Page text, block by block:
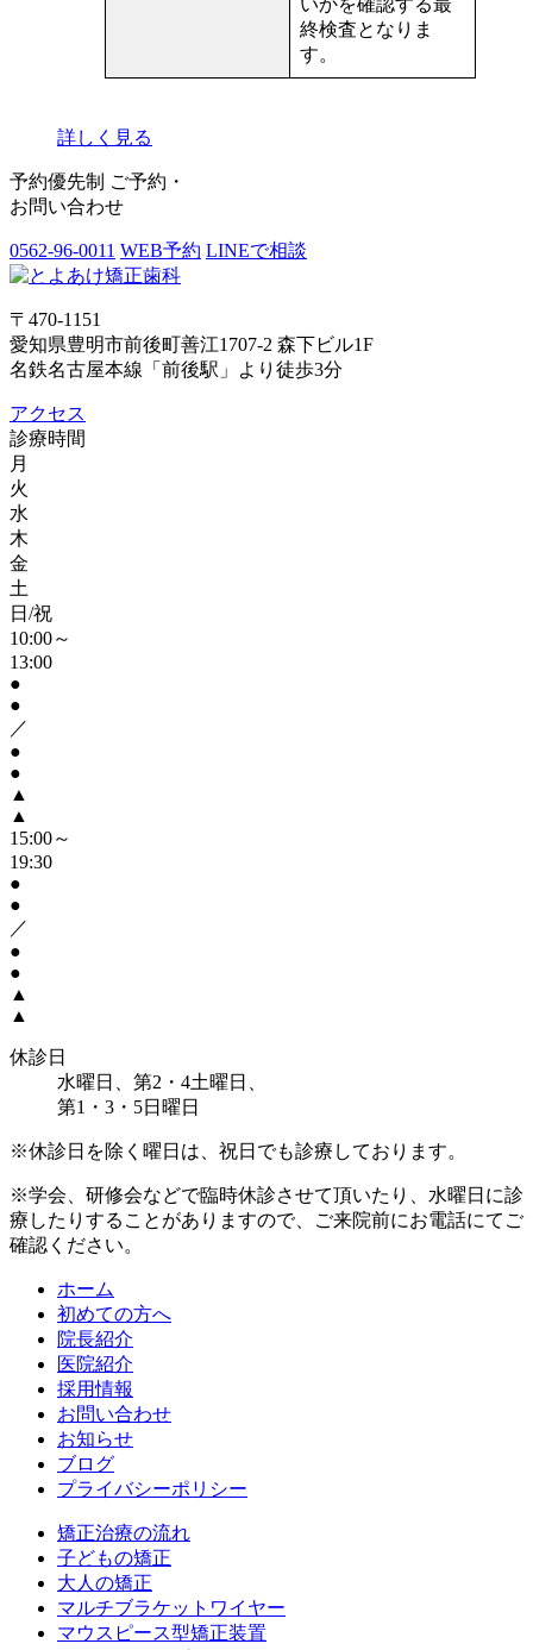
いかを確認する最
終検査となりま
す。
詳しく見る
予約優先制 ご予約・
お問い合わせ
0562-96-0011 WEB予約 LINEで相談
〒470-1151
愛知県豊明市前後町善江1707-2 森下ビル1F
名鉄名古屋本線「前後駅」より徒歩3分
アクセス
診療時間
月
火
水
木
金
土
日/祝
10:00～
13:00
●
●
／
●
●
▲
▲
15:00～
19:30
●
●
／
●
●
▲
▲
休診日
水曜日、第2・4土曜日、
第1・3・5日曜日
※休診日を除く曜日は、祝日でも診療しております。
※学会、研修会などで臨時休診させて頂いたり、水曜日に診
療したりすることがありますので、ご来院前にお電話にてご
確認ください。
ホーム
初めての方へ
院長紹介
医院紹介
採用情報
お問い合わせ
お知らせ
ブログ
プライバシーポリシー
矯正治療の流れ
子どもの矯正
大人の矯正
マルチブラケットワイヤー
マウスピース型矯正装置